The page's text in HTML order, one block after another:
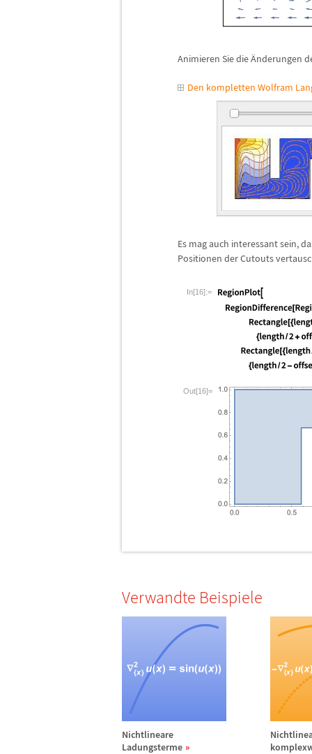
Animieren Sie dieÄnderungen
Den kompletten Wolfram
Es mag auch interessant sein,
Positionen der Cutouts
In[16]:=
Out[16]=
Verwandte Beispiele
Nichtlineare
Ladungsterme